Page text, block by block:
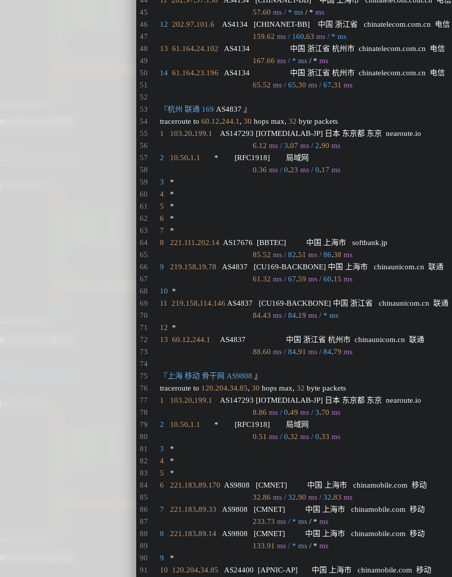
57.60 ms / * ms / * ms
12
202.97.101.6
    AS4134   [CHINANET-BB]    中国 浙江省   chinatelecom.com.cn  电信
159.62 ms / 160.63 ms / * ms
13 61.164.24.102
   AS4134                    中国 浙江省 杭州市  chinatelecom.com.cn  电信
167.66 ms / * ms / * ms
14 61.164.23.196
   AS4134                    中国 浙江省 杭州市  chinatelecom.com.cn  电信
65.52 ms / 65.30 ms / 67.31 ms
『杭州 联通 169 AS4837 』
traceroute to 60.12.244.1 , 30 hops max, 32 byte packets
1
103.20.199.1
    AS147293 [IOTMEDIALAB-JP] 日本 东京都 东京  nearoute.io
6.12 ms / 3.07 ms / 2.90 ms
2
10.50.1.1
       *        [RFC1918]        局域网
0.36 ms / 0.23 ms / 0.17 ms
3
   *
4
   *
5
   *
6
   *
7
   *
8
221.111 .202.14
  AS17676  [BBTEC]          中国 上海市   softbank.jp
85.52 ms / 82.51 ms / 86.38 ms
9
219.158.19.78
   AS4837   [CU169-BACKBONE] 中国 上海市   chinaunicom.cn  联通
61.32 ms / 67.59 ms / 60.15 ms
10
  *
11
219.158.114.146 AS4837   [CU169-BACKBONE] 中国 浙江省   chinaunicom.cn  联通
84.43 ms / 84.19 ms / * ms
12
  *
13 60.12.244.1
     AS4837                    中国 浙江省 杭州市  chinaunicom.cn  联通
88.60 ms / 84.91 ms / 84.79 ms
『上海 移动 骨干网 AS9808 』
traceroute to 120.204.34.85, 30 hops max, 32 byte packets
1
103.20.199.1
    AS147293 [IOTMEDIALAB-JP] 日本 东京都 东京  nearoute.io
8.86 ms / 0.49 ms / 3.70 ms
2
10.50.1.1
       *        [RFC1918]        局域网
0.51 ms / 0.32 ms / 0.33 ms
3
   *
4
   *
5
   *
6
221.183.89.170
  AS9808   [CMNET]          中国 上海市   chinamobile.com  移动
32.86 ms / 32.90 ms / 32.83 ms
7
221.183.89.33
   AS9808   [CMNET]          中国 上海市   chinamobile.com  移动
233.73 ms / * ms / * ms
8
221.183.89.14
   AS9808   [CMNET]          中国 上海市   chinamobile.com  移动
133.91 ms / * ms / * ms
9
   *
10
120.204.34.85
   AS24400  [APNIC-AP]       中国 上海市   chinamobile.com  移动